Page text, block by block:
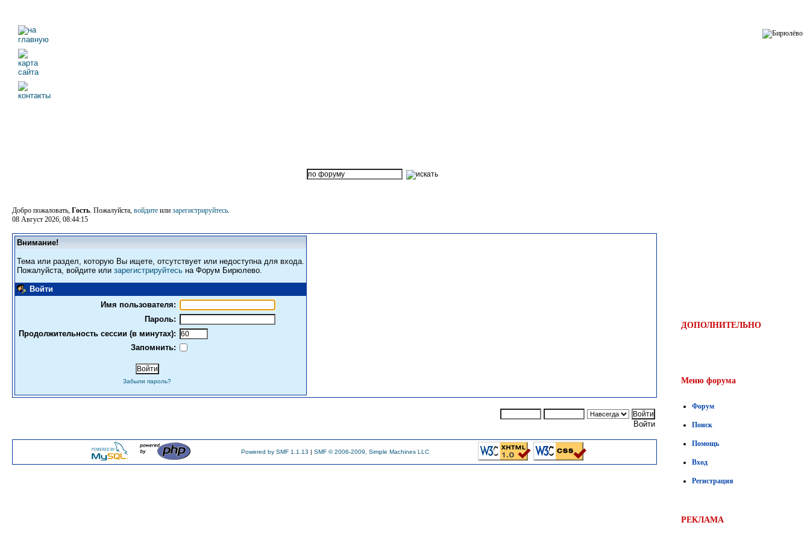
Добро пожаловать, Гость. Пожалуйста, войдите или зарегистрируйтесь.
08 Август 2026, 08:44:15
Внимание!
Тема или раздел, которую Вы ищете, отсутствует или недоступна для входа.
Пожалуйста, войдите или зарегистрируйтесь на Форум Бирюлево.
Войти
Имя пользователя:
Пароль:
Продолжительность сессии (в минутах):
Запомнить:
Забыли пароль?
Войти
Powered by SMF 1.1.13 | SMF © 2006-2009, Simple Machines LLC
ДОПОЛНИТЕЛЬНО
Меню форума
Форум
Поиск
Помощь
Вход
Регистрация
РЕКЛАМА